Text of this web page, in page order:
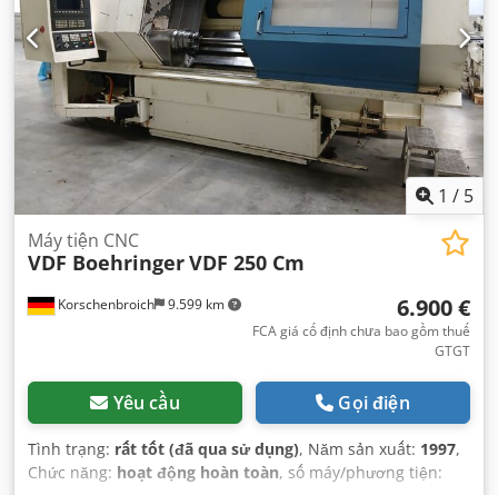
1 / 5
Korschenbroich 9.599 km
Máy tiện CNC
VDF BoehringerVDF 250 Cm
6.900 €
FCA giá cố định chưa bao gồm thuế
GTGT
Yêu cầu Gọi điện
Tình trạng: rất tốt (đã qua sử dụng), Năm sản xuất: 1997,
Chức năng: hoạt động hoàn toàn, số máy/phương tiện: